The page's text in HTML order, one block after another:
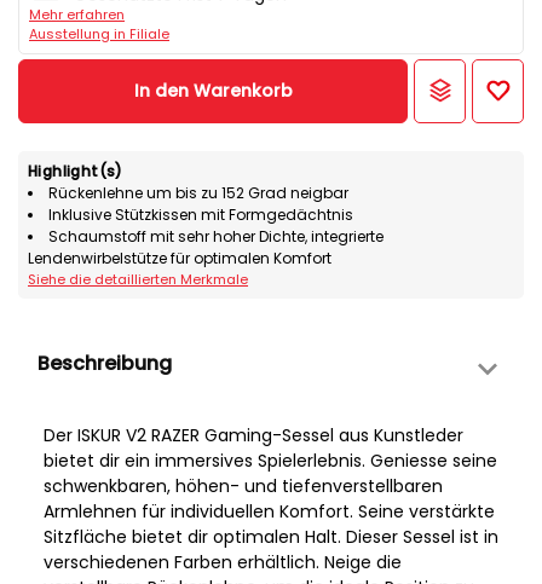
Mehr erfahren
Ausstellung in Filiale
In den Warenkorb
Highlight(s)
Rückenlehne um bis zu 152 Grad neigbar
Inklusive Stützkissen mit Formgedächtnis
Schaumstoff mit sehr hoher Dichte, integrierte
Lendenwirbelstütze für optimalen Komfort
Siehe die detaillierten Merkmale
Beschreibung
Der ISKUR V2 RAZER Gaming-Sessel aus Kunstleder
bietet dir ein immersives Spielerlebnis. Geniesse seine
schwenkbaren, höhen- und tiefenverstellbaren
Armlehnen für individuellen Komfort. Seine verstärkte
Sitzfläche bietet dir optimalen Halt. Dieser Sessel ist in
verschiedenen Farben erhältlich. Neige die